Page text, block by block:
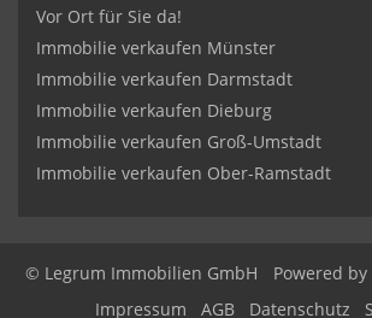
Vor Ort für Sie da!
Immobilie verkaufen Münster
Immobilie verkaufen Darmstadt
Immobilie verkaufen Dieburg
Immobilie verkaufen Groß-Umstadt
Immobilie verkaufen Ober-Ramstadt
© Legrum Immobilien GmbH Powered by
Impressum
AGB Datenschutz